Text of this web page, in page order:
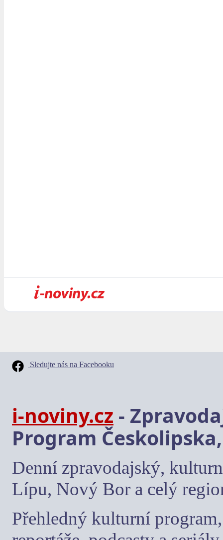
Sledujte nás na Facebooku
i-noviny.cz -
Program
Denní zpravodajský,
Lípu, Nový Bor a celý
Přehledný kulturní